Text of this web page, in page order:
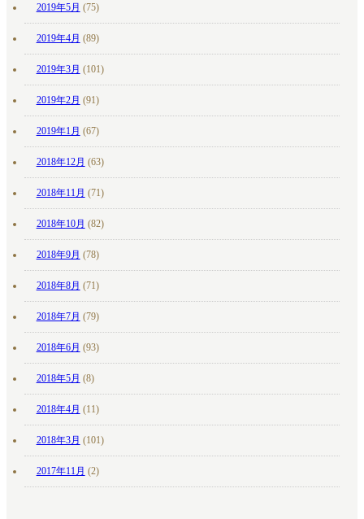
2019年5月 (75)
2019年4月 (89)
2019年3月 (101)
2019年2月 (91)
2019年1月 (67)
2018年12月 (63)
2018年11月 (71)
2018年10月 (82)
2018年9月 (78)
2018年8月 (71)
2018年7月 (79)
2018年6月 (93)
2018年5月 (8)
2018年4月 (11)
2018年3月 (101)
2017年11月 (2)